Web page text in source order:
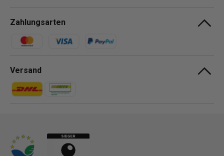
Zahlungsarten
Zahlungsmethoden
Versand
Zahlungsmethoden
Zahlungsmethoden